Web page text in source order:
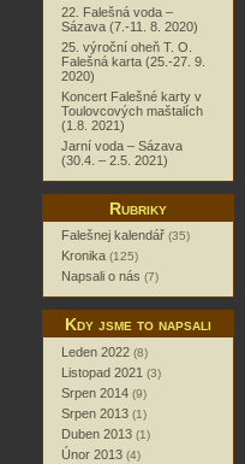
22. Falešná voda –
Sázava (7.-11. 8. 2020)
25. výroční oheň T. O.
Falešná karta (25.-27. 9.
2020)
Koncert Falešné karty v
Toulovcových maštalích
(1.8. 2021)
Jarní voda – Sázava
(30.4. – 2.5. 2021)
Rubriky
Falešnej kalendář (35)
Kronika (125)
Napsali o nás (7)
Kdy jsme to napsali
Leden 2022 (8)
Listopad 2021 (3)
Srpen 2014 (9)
Srpen 2013 (1)
Duben 2013 (1)
Únor 2013 (4)